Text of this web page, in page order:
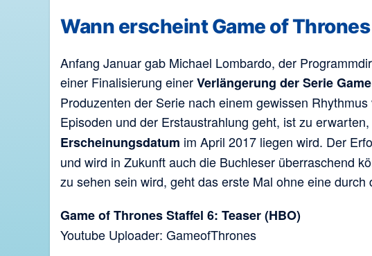
Wann erscheint Game of
Anfang Januar gab Michael Lombardo, der
einer Finalisierung einerVerlängerung der Serie
Produzenten der Serie nach einem gewissen
Episoden und der Erstaustrahlung geht, ist zu
Erscheinungsdatum im April 2017 liegen wird. Der
und wird in Zukunft auch die Buchleser überraschend
zu sehen sein wird, geht das erste Mal ohne eine
Game of Thrones Staffel 6: Teaser (HBO)
Youtube Uploader: GameofThrones